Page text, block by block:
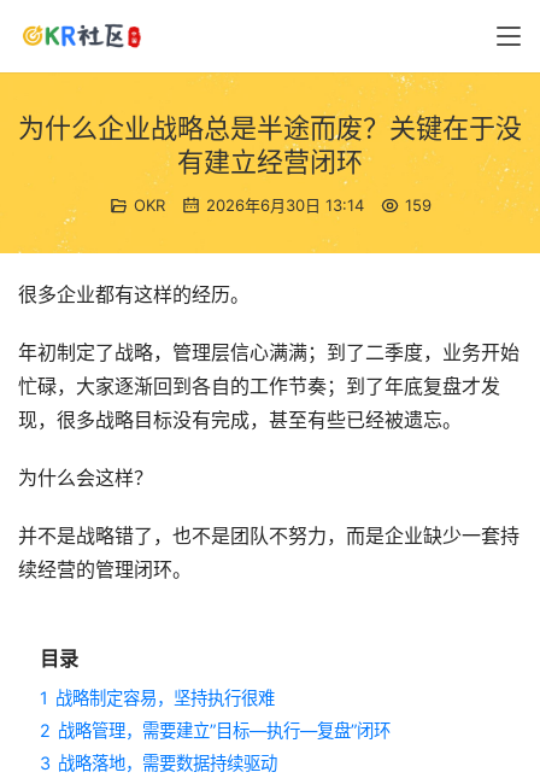
为什么企业战略总是半途而废？关键在于没
有建立经营闭环
OKR 2026年6月30日 13:14 159
很多企业都有这样的经历。
年初制定了战略，管理层信心满满；到了二季度，业务开始
忙碌，大家逐渐回到各自的工作节奏；到了年底复盘才发
现，很多战略目标没有完成，甚至有些已经被遗忘。
为什么会这样？
并不是战略错了，也不是团队不努力，而是企业缺少一套持
续经营的管理闭环。
目录
1 战略制定容易，坚持执行很难
2 战略管理，需要建立”目标—执行—复盘”闭环
3 战略落地，需要数据持续驱动